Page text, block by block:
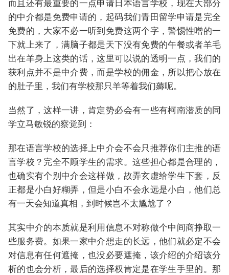
的中介都是免费申请的，起码我们青田留学申请是完全
免费的，大家不必一听到免费这两个字，警惕性噌的一
下就上来了，满脑子都是天下没有免费的午餐或者羊毛
出在羊身上这类的话，这里可以说的透明一点，我们的
获利点并不是中介费，而是学校的佣金，所以把心放在
的肚子里，我们有学校那只羊等着我们薅呢。
当然了，这样一讲，肯定势必会有一些有柯南潜质的同
学立马敏锐的察觉到：
那在语言学校的选择上中介会不会只推荐你们主推的语
言学校？完全不顾学生的需求。这些担心都是合理的，
也确实有个别中介会这样做，故弄玄虚给学生下套，反
正都是小白好糊弄，但是小白不会永远是小白，他们总
有一天会知道真相，到时候岂不太尴尬了？
其实中介的本质就是利用信息不对称做个中间商挣取一
些服务费。如果一家中介想走的长远，他们就必定不会
对信息有任何遮掩，也没必要遮掩，该介绍的介绍该分
析的也会分析，最后的选择权肯定是在学生手里的。那